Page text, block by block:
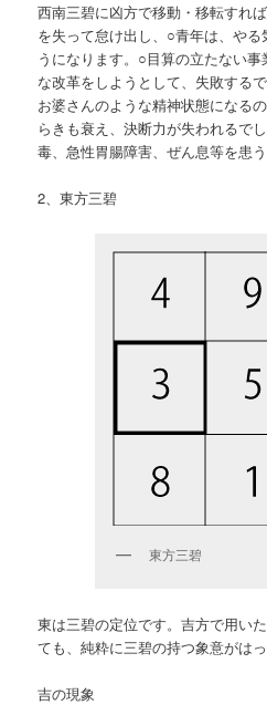
西南三碧に凶方で移動・移転すれ
を失って怠け出し、○青年は、や
うになります。○目算の立たない
な改革をしようとして、失敗する
お婆さんのような精神状態になる
らきも衰え、決断力が失われるで
毒、急性胃腸障害、ぜん息等を患う
2、東方三碧
東方三碧
東は三碧の定位です。吉方で用い
ても、純粋に三碧の持つ象意がは
吉の現象